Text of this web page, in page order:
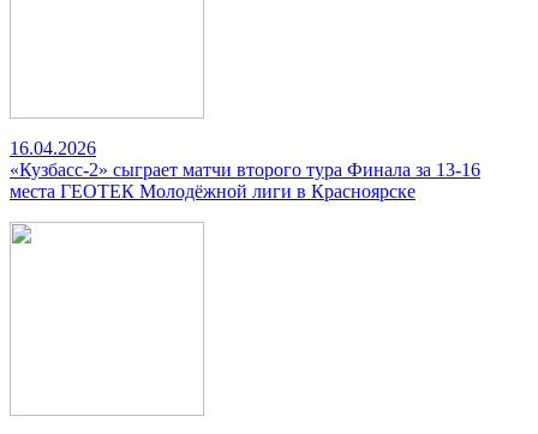
16.04.2026
«Кузбасс-2» сыграет матчи второго тура Финала за 13-16
места ГЕОТЕК Молодёжной лиги в Красноярске